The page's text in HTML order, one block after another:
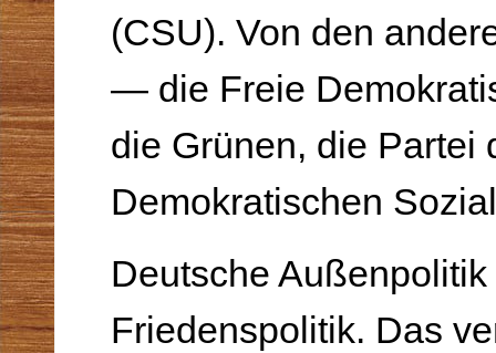
(CSU). Von den
— die Freie
die Grünen, die Partei
Demokratischen
Deutsche
Friedenspolitik. Das